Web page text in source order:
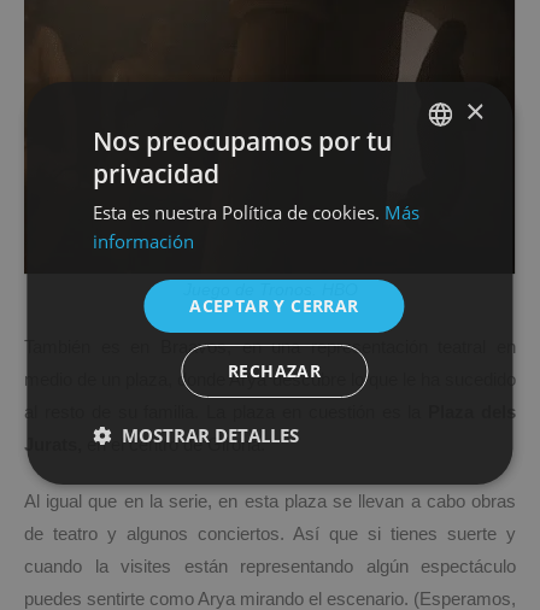
También es en Braavos, en una representación teatral en
medio de un plaza, donde Arya descubre lo que le ha sucedido
al resto de su familia. La plaza en cuestión es la
Plaza dels
Jurats,
en el centro de Girona.
Al igual que en la serie, en esta plaza se llevan a cabo obras
de teatro y algunos conciertos. Así que si tienes suerte y
cuando la visites están representando algún espectáculo
puedes sentirte como Arya mirando el escenario. (Esperamos,
ENGLISH
×
Nos preocupamos por tu
privacidad
Esta es nuestra Política de cookies. Más
información
ACEPTAR Y CERRAR
RECHAZAR
MOSTRAR DETALLES